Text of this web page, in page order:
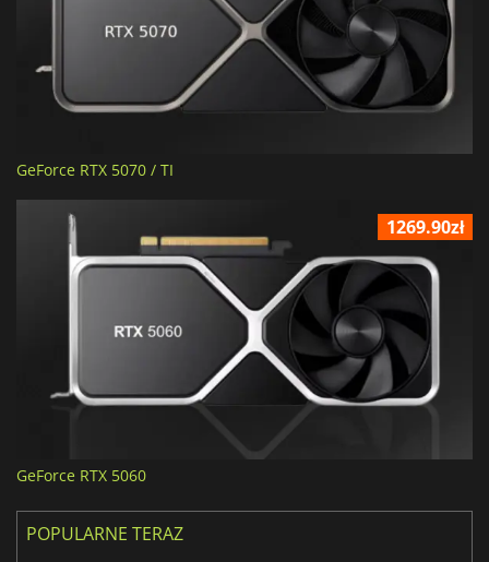
GeForce RTX 5070 / TI
1269.90zł
GeForce RTX 5060
POPULARNE TERAZ